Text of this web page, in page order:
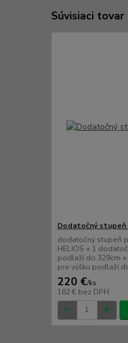
Súvisiaci tovar
Dodatočný stupeň
dodatočný stupeň
HELIOS + 1
podlaží do 329cm
pre výšku podlaží
220 €/ks
182 € bez DPH